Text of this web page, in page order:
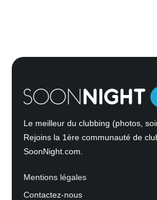
Le meilleur du clubbing (photos,
Rejoins la 1ère communauté de
SoonNight.com.
Mentions légales
Contactez-nous